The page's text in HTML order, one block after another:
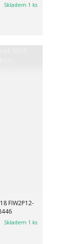
Skladem 1 ks
FIW2P12-
Skladem 1 ks